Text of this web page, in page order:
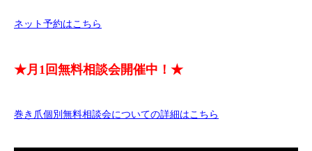
ネット予約はこちら
★月1回無料相談会開催中！★
巻き爪個別無料相談会についての詳細はこちら